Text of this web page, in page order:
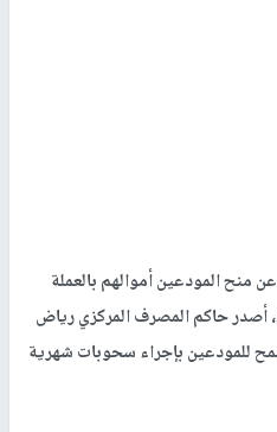
منح المودعين أموالهم بالعملة
أصدر حاكم المصرف المركزي رياض
للمودعين بإجراء سحوبات شهرية